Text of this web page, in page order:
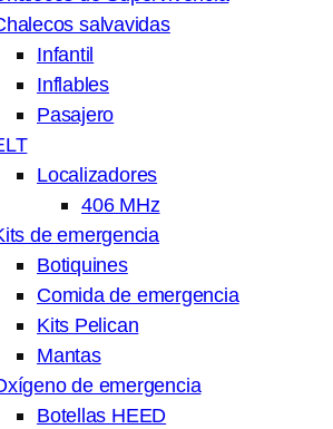
salvavidas
Infantil
Inflables
Pasajero
Localizadores
406 MHz
de emergencia
Botiquines
Comida de emergencia
Kits Pelican
Mantas
de emergencia
Botellas HEED